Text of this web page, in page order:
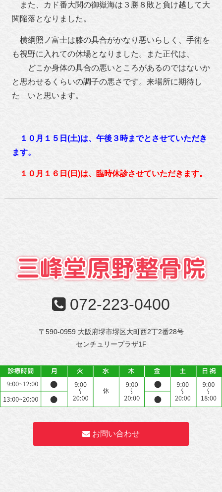
また、カド番大関の御嶽海は３勝８敗と負け越して大
関陥落となりました。
横綱照ノ富士は膝の具合がかなり悪いらしく、手術を
も視野に入れての休場となりました。また正代は、
どこか身体の具合の悪いところがあるのではないか
と思わせるくらいの調子の悪さです。来場所に期待し
た いと思います。
１０月１５日(土)は、午後３時までとさせていただき
ます。
１０月１６日(日)は、臨時休診させていただきます。
072-223-0400
〒590-0959 大阪府堺市堺区大町西2丁2番28号
センチュリープラザ1F
お問い合わせ